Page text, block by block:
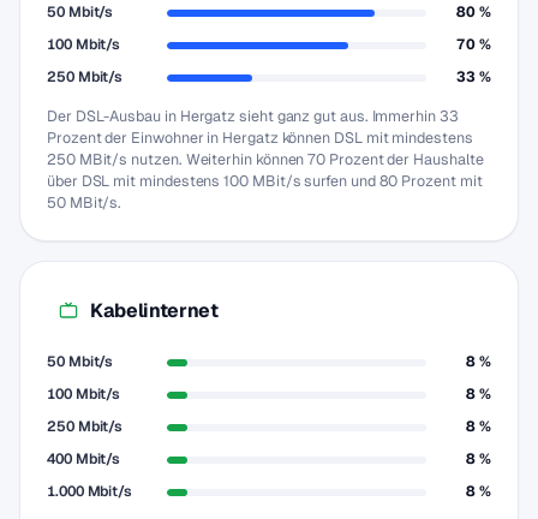
50 Mbit/s
80 %
100 Mbit/s
70 %
250 Mbit/s
33 %
Der DSL-Ausbau in Hergatz sieht ganz gut aus. Immerhin 33
Prozent der Einwohner in Hergatz können DSL mit mindestens
250 MBit/s nutzen. Weiterhin können 70 Prozent der Haushalte
über DSL mit mindestens 100 MBit/s surfen und 80 Prozent mit
50 MBit/s.
Kabelinternet
50 Mbit/s
8 %
100 Mbit/s
8 %
250 Mbit/s
8 %
400 Mbit/s
8 %
1.000 Mbit/s
8 %